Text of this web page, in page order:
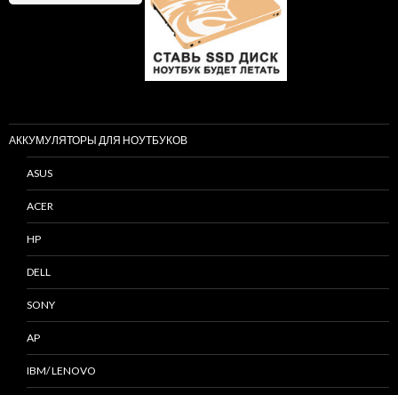
АККУМУЛЯТОРЫ ДЛЯ НОУТБУКОВ
ASUS
ACER
HP
DELL
SONY
AP
IBM/ LENOVO